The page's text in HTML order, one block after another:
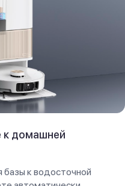
к домашней
к водосточной